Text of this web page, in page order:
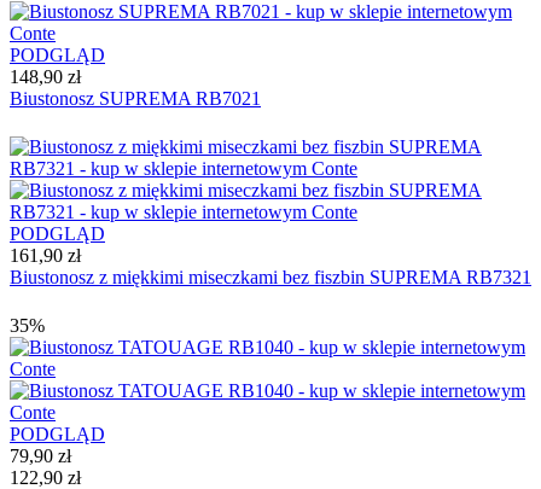
PODGLĄD
148,90 zł
Biustonosz SUPREMA RB7021
PODGLĄD
161,90 zł
Biustonosz z miękkimi miseczkami bez fiszbin SUPREMA RB7321
35%
PODGLĄD
79,90 zł
122,90 zł